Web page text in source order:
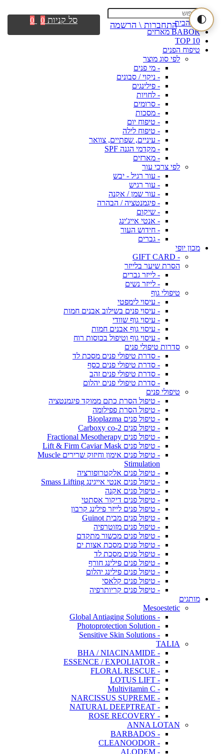
🌓דף הבית
BABOR מארזים
TOP 10
טיפוח הפנים
לפי סוג מוצר
- מי פנים
- ניקוי / סבונים
- פילינגים
- לחויות
- סרומים
- מסכות
- טיפוח יום
- טיפוח לילה
- עיניים, שפתיים, צוואר
- מקדמי הגנה SPF
- מארזים
לפי צרכי עור
- עור רגיל - יבש
- עור רגיש
- עור שמן / אקנה
- פיגמנטציה / הבהרה
- שיקום
- אנטי אייג'ינג
- חידוש העור
- גברים
מכון יופי
- GIFT CARD
הסרת שיער בלייזר
- לייזר גברים
- לייזר נשים
טיפולי גוף
- עיסוי לימפטי
- עיסוי פנים בשילוב אבנים חמות
- עיסוי גוף שוודי
- עיסוי גוף אבנים חמות
- עיסוי גוף וטיפול בכוסות רוח
סדרות טיפולי פנים
- סדרת טיפולי פנים מסכת לד
- סדרת טיפולי פנים כסף
- סדרת טיפולי פנים זהב
- סדרת טיפולי פנים יהלום
טיפולי פנים
- טיפול הסרת כתם ממוקד פיגמנטציה
- טיפול הסרת פפילומה
- טיפול פנים Bioplazma
- טיפול פנים Carboxy co-2
- טיפול פנים Fractional Mesotherapy
- טיפול פנים Lift & Firm Caviar Mask
- טיפול פנים אימון וחיזוק שרירים Muscle
Stimulation
- טיפול פנים אלקטרופורציה
- טיפול פנים אנטי אייגינג Smass Lifting
- טיפול פנים אקנה
- טיפול פנים דיקור אסתטי
- טיפול פנים לייזר פילינג קרבון
- טיפול פנים מבית Guinot
- טיפול פנים מזוטרפיה
- טיפול פנים מכשור מתקדם
- טיפול פנים מסכת אצות ים
- טיפול פנים מסכת לד
- טיפול פנים פילינג חורף
- טיפול פנים פילינג יהלום
- טיפול פנים קלאסי
- טיפול פנים קריותרפיה
מותגים
Mesoestetic
- Global Antiaging Solutions
- Photoprotection Solution
- Sensitive Skin Solutions
TALIA
- BHA / NIACINAMIDE
- ESSENCE / EXPOLIATOR
- FLORAL RESCUE
- LOTUS LIFT
- Multivitamin C
- NARCISSUS SUPREME
- NATURAL DEEPTREAT
- ROSE RECOVERY
ANNA LOTAN
- BARBADOS
- CLEANOODOR
- ALODEM
התחברות \ הרשמה סל קניות 0
0